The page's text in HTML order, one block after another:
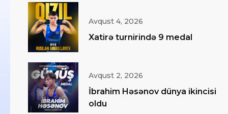
Avqust 4, 2026
Xatirə turnirində 9 medal
Avqust 2, 2026
İbrahim Həsənov dünya ikincisi
oldu